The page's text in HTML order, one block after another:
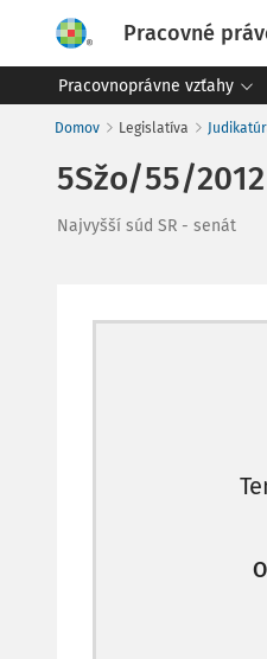
Pracovné
Pracovnoprávne vzťahy
Domov Legislatíva
5Sžo/55/
Najvyšší súd SR - senát